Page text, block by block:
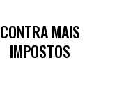
CONTRA MAIS
IMPOSTOS